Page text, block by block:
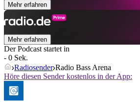
Mehr erfahren
Mehr erfahren
Der Podcast startet in
- 0 Sek.
Radiosender Radio Bass Arena
Höre diesen Sender kostenlos in der App: